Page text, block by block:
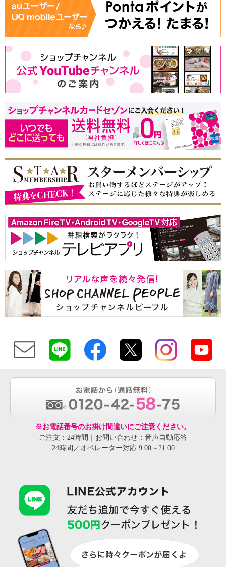
2024/03/20
色・サイズの交換は「Web交換受付サービス」を
ご利用ください。
「後払い決済」ご利用限度額変更のお知らせ
2021/10/28
「後払い決済」ご利用限度額変更のお知らせ
商品返送サービス「スマリ」をご利用いただける
ようになりました。※地域限定
2021/10/05
携帯（フィーチャーフォン・ガラケー）用モバイ
ルサイト終了のお知らせ
2021/08/11
うれしいおトクがいっぱい！ショップチャンネル
カード セゾンが誕生！
2021/08/01
後払い決済サービス開始のご案内
佐川急便を装った迷惑メールにご注意ください
2021/03/04
Instagramなりすましアカウントにご注意ください
2021/02/19
【お客様の声から改善しました】「注文の翌日以
2021/01/07
Instagramなりすましアカウントにご注意ください
「全国うまいもの物産展」（仮）の食品事業者様
の募集を開始しました。
2019/11/27
【お客様の声から改善しました】「番組の商品デ
2019/01/20
3月1日（金）0時より、J:COM地デジ113chで「シ
ョップチャンネル プラス」の放送を開始
2018/12/07
ショップチャンネル ４Ｋが、12月1日より開始さ
れました。
※お電話番号のお掛け間違いにご注意ください。
ご注文：24時間｜お問い合わせ：音声自動応答
24時間／オペレーター対応 9:00～21:00